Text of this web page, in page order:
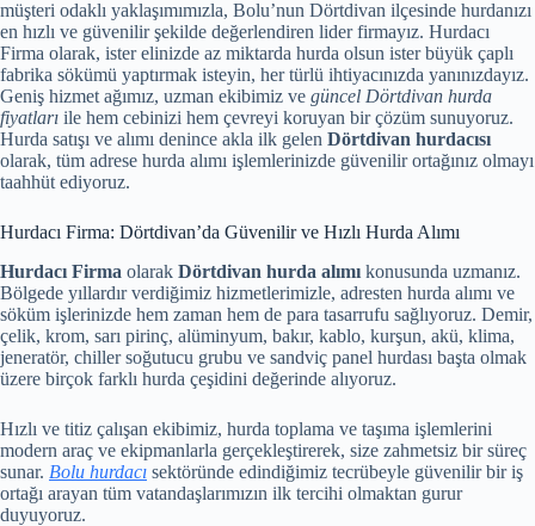
müşteri odaklı yaklaşımımızla, Bolu’nun Dörtdivan ilçesinde hurdanızı
en hızlı ve güvenilir şekilde değerlendiren lider firmayız. Hurdacı
Firma olarak, ister elinizde az miktarda hurda olsun ister büyük çaplı
fabrika sökümü yaptırmak isteyin, her türlü ihtiyacınızda yanınızdayız.
Geniş hizmet ağımız, uzman ekibimiz ve güncel Dörtdivan hurda
fiyatları ile hem cebinizi hem çevreyi koruyan bir çözüm sunuyoruz.
Hurda satışı ve alımı denince akla ilk gelen Dörtdivan hurdacısı
olarak, tüm adrese hurda alımı işlemlerinizde güvenilir ortağınız olmayı
taahhüt ediyoruz.
Hurdacı Firma: Dörtdivan’da Güvenilir ve Hızlı Hurda Alımı
Hurdacı Firma olarak Dörtdivan hurda alımı konusunda uzmanız.
Bölgede yıllardır verdiğimiz hizmetlerimizle, adresten hurda alımı ve
söküm işlerinizde hem zaman hem de para tasarrufu sağlıyoruz. Demir,
çelik, krom, sarı pirinç, alüminyum, bakır, kablo, kurşun, akü, klima,
jeneratör, chiller soğutucu grubu ve sandviç panel hurdası başta olmak
üzere birçok farklı hurda çeşidini değerinde alıyoruz.
Hızlı ve titiz çalışan ekibimiz, hurda toplama ve taşıma işlemlerini
modern araç ve ekipmanlarla gerçekleştirerek, size zahmetsiz bir süreç
sunar. Bolu hurdacı sektöründe edindiğimiz tecrübeyle güvenilir bir iş
ortağı arayan tüm vatandaşlarımızın ilk tercihi olmaktan gurur
duyuyoruz.